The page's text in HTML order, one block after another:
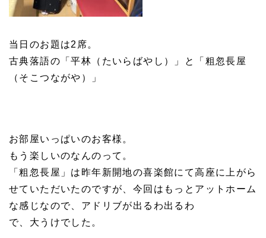
当日のお題は2席。
古典落語の「平林（たいらばやし）」と「粗忽長屋
（そこつながや）」
お部屋いっぱいのお客様。
もう楽しいのなんのって。
「粗忽長屋」は昨年新開地の喜楽館にて高座に上がら
せていただいたのですが、今回はもっとアットホーム
な感じなので、アドリブが出るわ出るわ
で、大うけでした。